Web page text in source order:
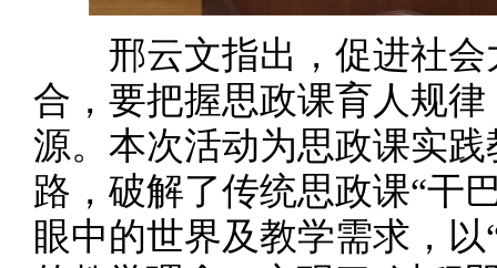
邢云文指出，促进社会
合，要把握思政课育人规
源。本次活动为思政课实
路，破解了传统思政课“干
眼中的世界及教学需求，